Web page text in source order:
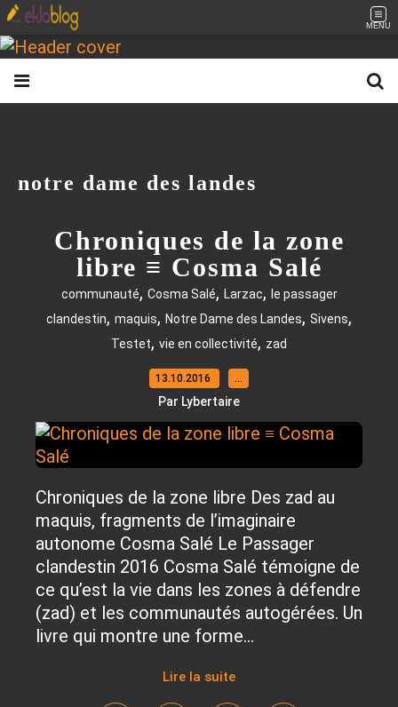
MENU
notre dame des landes
Chroniques de la zone
libre ≡ Cosma Salé
communauté, Cosma Salé, Larzac, le passager
clandestin, maquis, Notre Dame des Landes, Sivens,
Testet, vie en collectivité, zad
13.10.2016 …
Par Lybertaire
Chroniques de la zone libre Des zad au
maquis, fragments de l’imaginaire
autonome Cosma Salé Le Passager
clandestin 2016 Cosma Salé témoigne de
ce qu’est la vie dans les zones à défendre
(zad) et les communautés autogérées. Un
livre qui montre une forme...
Lire la suite